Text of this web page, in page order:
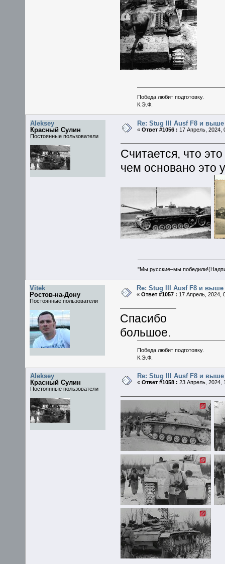
Победа любит подготовку.
К.Э.Ф.
Aleksey
Красный Сулин
Постоянные пользователи
Re: Stug III Ausf F8 и выше
« Ответ #1056 : 17 Апрель, 2024,
Считается, что
чем основано это
"Мы русские–мы
Vitek
Ростов-на-Дону
Постоянные пользователи
Re: Stug III Ausf F8 и выше
« Ответ #1057 : 17 Апрель, 2024,
Спасибо
большое.
Победа любит подготовку.
К.Э.Ф.
Aleksey
Красный Сулин
Постоянные пользователи
Re: Stug III Ausf F8 и выше
« Ответ #1058 : 23 Апрель, 2024,